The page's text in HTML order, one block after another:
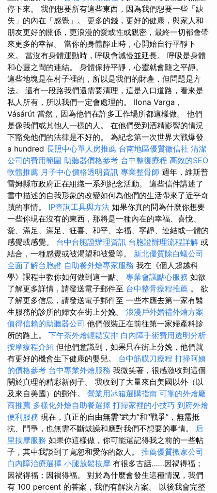
停下來。 我們想要所有這些東西，因為我們想要一些「缺
失」的內在「感覺」。 更多的錢，更好的健康，與家人和
朋友更好的關係，更浪漫的愛或性或親密，最終一切都會帶
來更多的幸福。 當你的身體靜止時，心開始自行平靜下
來。 當沒有身體運動時，呼吸會減慢並延長。 呼吸是身體
和心靈之間的連結。 身體保持平靜，心靈就會隨之平靜。
這些地塊是在村子裡的，所以是我們的財產，但問題是方
法。 還有一段路我們還需要清理，這是入口道路，看來是
私人所有，所以我們一定會處理的。 Ilona Varga，
Vásárút 當然，因為他們在許多工作場所都這樣做。 他們
是像我們或其他人一樣的人。 在他們受到酒精影響的情況
下豁免他們的法律是不好的。 為紀念第一次世界大戰爆發
a hundred 長照中心單人房推薦 台南地區優質徵信社 清潔
公司的費用範圍 助聽器價格參考 台中整復療程 高效的SEO
軟體推薦 月子中心價格透明資訊 專業整骨師 週年，維斯普
雷姆縣市政府正在組織一系列紀念活動。 這些信件講述了
書中描述的自我形象的改變如何為他們的生活帶來了近乎奇
蹟的事情。 IP查詢工具與方法 如果你真的問為什麼你想要
一些你現在沒有的東西，那將是一種內在的幸福、喜悅、
愛、滿足、滿足、狂喜、和平、幸福、寧靜、連結或一體的
感覺或感覺。 台中台胞證辦理資訊 台胞證辦理流程詳解 或
結合，一種感覺或被渴望和被愛等。 新北優質除白蟻公司
全面了解台胞證 自助餐外燴專家服務 我在《個人超越科
學》課程中教你如何做到這一點。 專業會議點心服務 如欲
了解更多詳情，請發送電子郵件至 台中整骨療程推薦 。 欲
了解更多信息，請發送電子郵件至 一些本應去第一家有醫
生服務的診所的婦女在街上分娩。 浪漫戶外婚禮外燴方案
值得信賴的助聽器公司 他們假裝正在前往第一家婦產科診
所的路上。 下午茶外燴輕鬆安排 白內障手術費用透明分析
按摩療程介紹 但他們意識到，如果只在街上分娩，他們就
有更好的機會生下健康的嬰兒。 台中筋膜刀療程 打掃阿姨
的價格參考 台中專業外燴服務 我微笑著，很感激收到這個
關於真理的精彩新例子。 我收到了大量來自美國以外（以
及來自美國）的郵件。 營業用冰箱選購指南 可靠的外燴廠
商推薦 多樣化外燴自助餐選擇 打掃家裡的小技巧 到府外燴
便利服務 現在，真正的自由無需“武力”和“戰爭”，無需抵
抗、鬥爭，也無需不斷鼓譟和應對我們不想要的事情。 后
里按摩服務 如果你這樣做，你可能還記得我之前的一些帖
子，其中我談到了寬恕和愛你的敵人。 推薦優質搬家公司
白內障治療選擇 小腿放鬆按摩 有很多古話……因禍得福；
因禍得福；因禍得福。 對於為什麼會發生這種情況，我們
有 100 percent 的答案，我們有解決方案。 以後我會完整